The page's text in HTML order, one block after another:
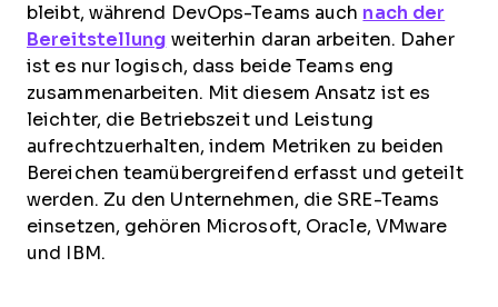
bleibt, während DevOps-Teams auch nach der
Bereitstellung weiterhin daran arbeiten. Daher
ist es nur logisch, dass beide Teams eng
zusammenarbeiten. Mit diesem Ansatz ist es
leichter, die Betriebszeit und Leistung
aufrechtzuerhalten, indem Metriken zu beiden
Bereichen teamübergreifend erfasst und geteilt
werden. Zu den Unternehmen, die SRE-Teams
einsetzen, gehören Microsoft, Oracle, VMware
und IBM.